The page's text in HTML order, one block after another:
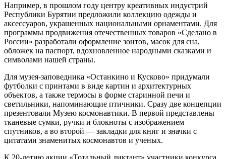
Например, в прошлом году центру креативных индустрий
Республики Бурятии предложили коллекцию одежды и
аксессуаров, украшенных национальными орнаментами. Для
программы продвижения отечественных товаров «Сделано в
России» разработали оформление зонтов, масок для сна,
обложек на паспорт, вдохновленное народными сказками и
символами нашей страны.
Для музея-заповедника «Останкино и Кусково» придумали
футболки с принтами в виде картин и архитектурных
объектов, а также термосы в форме старинной печи и
светильники, напоминающие птичники. Сразу две концепции
презентовали Музею космонавтики. В первой представлены
тканевые сумки, ручки и блокноты с изображением
спутников, а во второй — закладки для книг и значки с
цитатами знаменитых космонавтов и ученых.
К 20-летию акции «Тотальный диктант» участники конкурса